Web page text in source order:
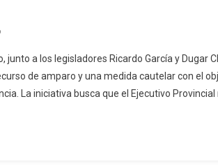
junto a los legisladores Ricardo García y Dugar
de amparo y una medida cautelar con el
La iniciativa busca que el Ejecutivo